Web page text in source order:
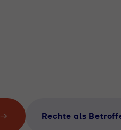
Rechte als